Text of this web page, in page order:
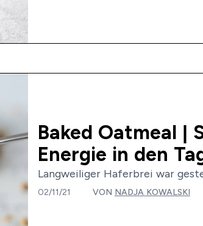
Baked Oatmeal |
Energie in den
Langweiliger Haferbrei war
02/11/21 VON NADJA KOWALSKI